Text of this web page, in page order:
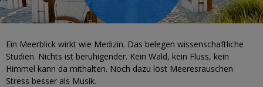
Ein Meerblick wirkt wie Medizin. Das belegen wissenschaftliche
Studien. Nichts ist beruhigender. Kein Wald, kein Fluss, kein
Himmel kann da mithalten. Noch dazu löst Meeresrauschen
Stress besser als Musik.